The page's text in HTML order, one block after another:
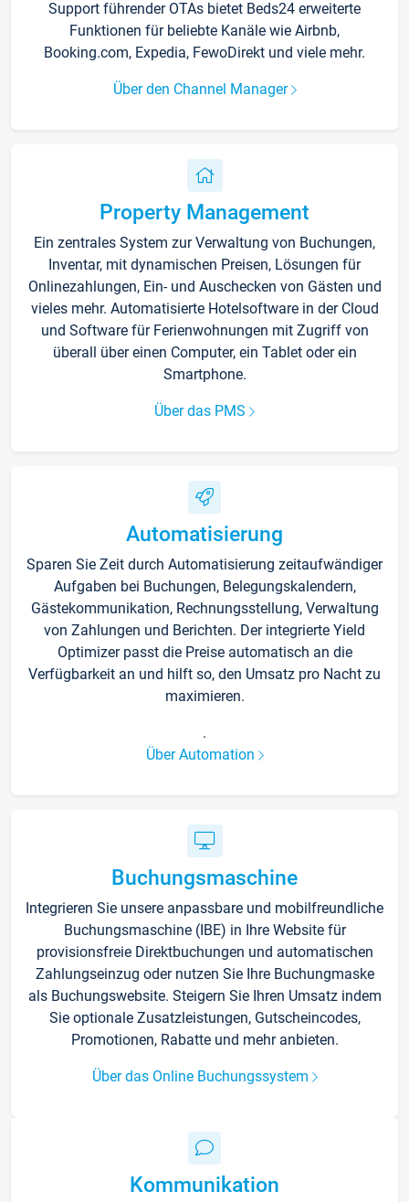
Support führender OTAs bietet Beds24 erweiterte
Funktionen für beliebte Kanäle wie Airbnb,
Booking.com, Expedia, FewoDirekt und viele mehr.
Über den Channel Manager
Property Management
Ein zentrales System zur Verwaltung von Buchungen,
Inventar, mit dynamischen Preisen, Lösungen für
Onlinezahlungen, Ein- und Auschecken von Gästen und
vieles mehr. Automatisierte Hotelsoftware in der Cloud
und Software für Ferienwohnungen mit Zugriff von
überall über einen Computer, ein Tablet oder ein
Smartphone.
Über das PMS
Automatisierung
Sparen Sie Zeit durch Automatisierung zeitaufwändiger
Aufgaben bei Buchungen, Belegungskalendern,
Gästekommunikation, Rechnungsstellung, Verwaltung
von Zahlungen und Berichten. Der integrierte Yield
Optimizer passt die Preise automatisch an die
Verfügbarkeit an und hilft so, den Umsatz pro Nacht zu
maximieren.
.
Über Automation
Buchungsmaschine
Integrieren Sie unsere anpassbare und mobilfreundliche
Buchungsmaschine (IBE) in Ihre Website für
provisionsfreie Direktbuchungen und automatischen
Zahlungseinzug oder nutzen Sie Ihre Buchungmaske
als Buchungswebsite. Steigern Sie Ihren Umsatz indem
Sie optionale Zusatzleistungen, Gutscheincodes,
Promotionen, Rabatte und mehr anbieten.
Über das Online Buchungssystem
Kommunikation